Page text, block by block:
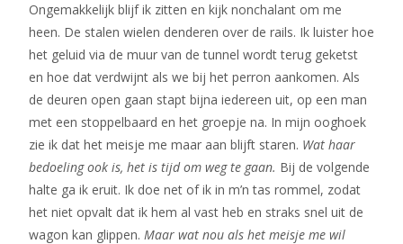
Ongemakkelijk blijf ik zitten en kijk nonchalant om me
heen. De stalen wielen denderen over de rails. Ik luister hoe
het geluid via de muur van de tunnel wordt terug geketst
en hoe dat verdwijnt als we bij het perron aankomen. Als
de deuren open gaan stapt bijna iedereen uit, op een man
met een stoppelbaard en het groepje na. In mijn ooghoek
zie ik dat het meisje me maar aan blijft staren. Wat haar
bedoeling ook is, het is tijd om weg te gaan. Bij de volgende
halte ga ik eruit. Ik doe net of ik in m’n tas rommel, zodat
het niet opvalt dat ik hem al vast heb en straks snel uit de
wagon kan glippen. Maar wat nou als het meisje me wil